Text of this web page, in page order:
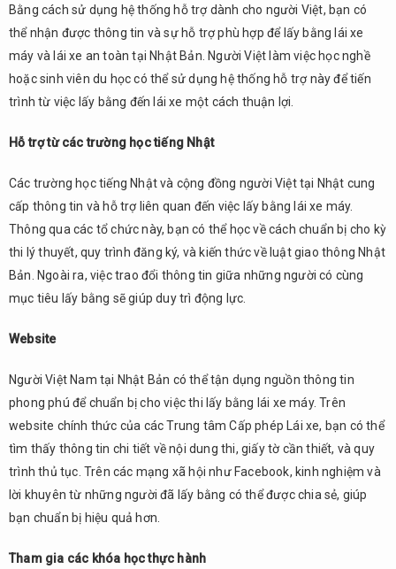
Bằng cách sử dụng hệ thống hỗ trợ dành cho người Việt, bạn có
thể nhận được thông tin và sự hỗ trợ phù hợp để lấy bằng lái xe
máy và lái xe an toàn tại Nhật Bản. Người Việt làm việc học nghề
hoặc sinh viên du học có thể sử dụng hệ thống hỗ trợ này để tiến
trình từ việc lấy bằng đến lái xe một cách thuận lợi.
Hỗ trợ từ các trường học tiếng Nhật
Các trường học tiếng Nhật và cộng đồng người Việt tại Nhật cung
cấp thông tin và hỗ trợ liên quan đến việc lấy bằng lái xe máy.
Thông qua các tổ chức này, bạn có thể học về cách chuẩn bị cho kỳ
thi lý thuyết, quy trình đăng ký, và kiến thức về luật giao thông Nhật
Bản. Ngoài ra, việc trao đổi thông tin giữa những người có cùng
mục tiêu lấy bằng sẽ giúp duy trì động lực.
Website
Người Việt Nam tại Nhật Bản có thể tận dụng nguồn thông tin
phong phú để chuẩn bị cho việc thi lấy bằng lái xe máy. Trên
website chính thức của các Trung tâm Cấp phép Lái xe, bạn có thể
tìm thấy thông tin chi tiết về nội dung thi, giấy tờ cần thiết, và quy
trình thủ tục. Trên các mạng xã hội như Facebook, kinh nghiệm và
lời khuyên từ những người đã lấy bằng có thể được chia sẻ, giúp
bạn chuẩn bị hiệu quả hơn.
Tham gia các khóa học thực hành